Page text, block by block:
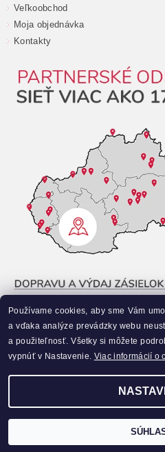
Veľkoobchod
Moja objednávka
Kontakty
Vytvoril
Používame cookies, aby sme Vám
a vďaka analýze prevádzky webu
a použiteľnosť. Všetky si môžete
vypnúť v Nastavenie. Viac informácií o